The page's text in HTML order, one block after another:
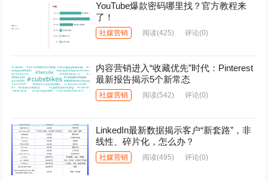
YouTube爆款密码哪里找？官方教程来
了！
社媒营销 阅读(425) 评论(0)
内容营销进入“收藏优先”时代：Pinterest
最新报告揭示5个新常态
社媒营销 阅读(542) 评论(0)
LinkedIn最新数据揭示客户“新套路”，非
线性、碎片化，怎么办？
社媒营销 阅读(495) 评论(0)